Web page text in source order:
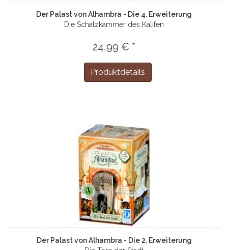
Der Palast von Alhambra - Die 4. Erweiterung
Die Schatzkammer des Kalifen
24,99 € *
Produktdetails
Der Palast von Alhambra - Die 2. Erweiterung